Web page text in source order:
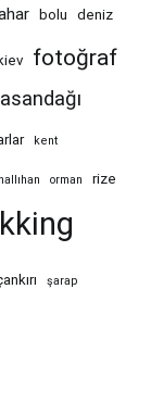
bolu deniz
fotoğraf
kent
nallıhan orman rize
şarap